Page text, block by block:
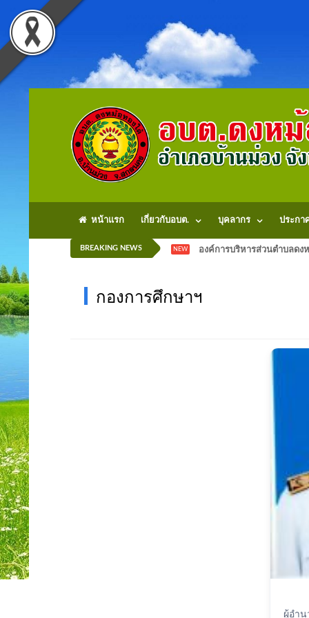
หน้าแรก เกี่ยวกับอบต. บุคลากร ประกา
BREAKING NEWS NEW องค์การบริหารส่วนตำบลดง
กองการศึกษาฯ
ผู้อำน